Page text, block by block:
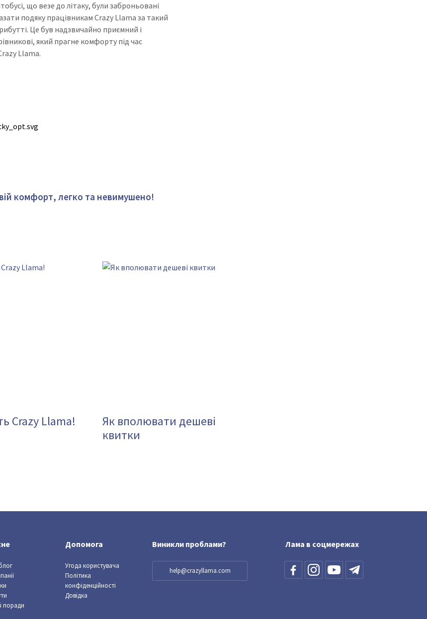
що везе до літаку, були заброньовані
подяку працівникам Crazy Llama за такий
Це був надзвичайно приємний і
який прагне комфорту під час
Llama.
комфорт, легко та невимушено!
Crazy Llama!
Як вполювати дешеві
квитки
поради
Допомога
Угода користувача
Політика
конфіденційності
Довідка
Виникли проблами?
help@crazyllama.com
Лама в соцмережах